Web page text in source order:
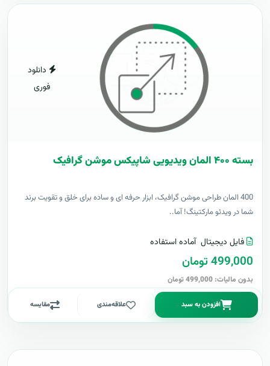
دانلود
فوری
بسته ۴۰۰ المان ویدیویی شاپیکس موشن گرافیک
400 المان طراحی موشن گرافیک، ابزار حرفه ای و ساده برای خلق و تقویت برند
شما در ویدئو مارکتینگ! آما..
فایل دیجیتال آماده استفاده
499,000 تومان
بدون مالیات: 499,000 تومان
افزودن به سبد علاقه‌مندی مقایسه